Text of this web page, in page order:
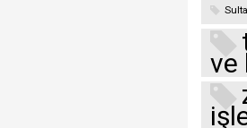
ve